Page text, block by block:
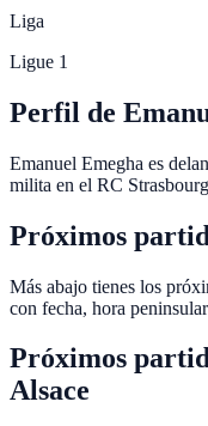
Liga
Ligue 1
Perfil de
Emanuel Emegha es
milita en el RC
Próximos
Más abajo tienes los
con fecha, hora
Próximos
Alsace